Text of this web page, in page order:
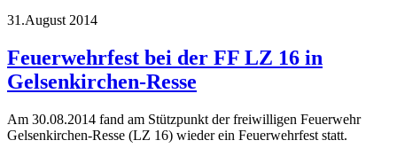
31.August 2014
Feuerwehrfest bei der FF LZ 16 in
Gelsenkirchen-Resse
Am 30.08.2014 fand am Stützpunkt der freiwilligen Feuerwehr
Gelsenkirchen-Resse (LZ 16) wieder ein Feuerwehrfest statt.